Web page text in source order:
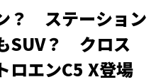
？ ステーション
SUV？ クロス
ロエンC5 X登場